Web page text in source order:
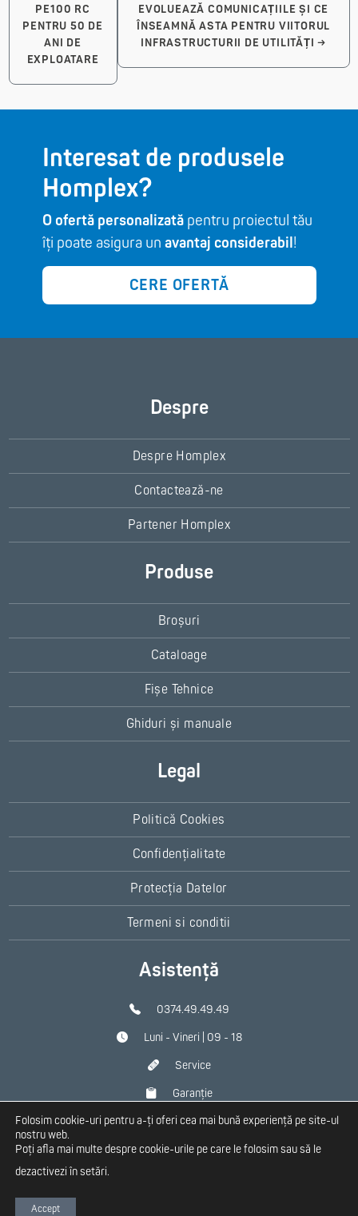
PE100 RC
PENTRU 50 DE
ANI DE
EXPLOATARE
EVOLUEAZĂ COMUNICAȚIILE ȘI CE
ÎNSEAMNĂ ASTA PENTRU VIITORUL
INFRASTRUCTURII DE UTILITĂȚI →
Interesat de produsele
Homplex?
O ofertă personalizatăpentru proiectul tău
îți poate asigura un avantaj considerabil!
CERE OFERTĂ
Despre
Despre Homplex
Contactează-ne
Partener Homplex
Produse
Broșuri
Cataloage
Fișe Tehnice
Ghiduri și manuale
Legal
Politică Cookies
Confidențialitate
Protecția Datelor
Termeni si conditii
Asistență
0374.49.49.49
Luni - Vineri | 09 - 18
Service
Garanție
Contact
Folosim cookie-uri pentru a-ți oferi cea mai bună experiență pe site-ul
nostru web.
Poți afla mai multe despre cookie-urile pe care le folosim sau să le
dezactivezi însetări.
Accept